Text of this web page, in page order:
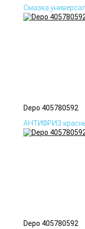
Смазка
Depo 405780592
АНТИФРИЗ
Depo 405780592